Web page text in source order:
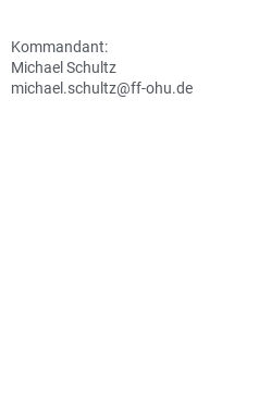
Kommandant:
Michael Schultz
michael.schultz@ff-ohu.de